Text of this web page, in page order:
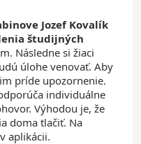
Jozef Kovalík
študijných
Následne si žiaci
úlohe venovať. Aby
príde upozornenie.
individuálne
Výhodou je, že
doma tlačiť. Na
aplikácii.